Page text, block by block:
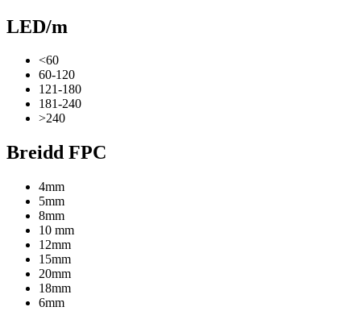
LED/m
<60
60-120
121-180
181-240
>240
Breidd FPC
4mm
5mm
8mm
10 mm
12mm
15mm
20mm
18mm
6mm